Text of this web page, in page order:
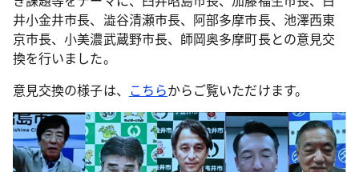
井小金井市長、澁谷清瀬市長、阿部多摩市長、池澤西東
京市長、小美濃武蔵野市長、師岡奥多摩町長との意見交
換を行いました。
意見交換の様子は、 こちらからご覧いただけます。